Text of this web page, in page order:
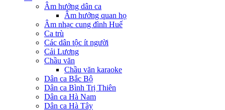
Âm hưởng dân ca
Âm hưởng quan họ
Âm nhạc cung đình Huế
Ca trù
Các dân tộc ít người
Cải Lương
Chầu văn
Chầu văn karaoke
Dân ca Bắc Bộ
Dân ca Bình Trị Thiên
Dân ca Hà Nam
Dân ca Hà Tây